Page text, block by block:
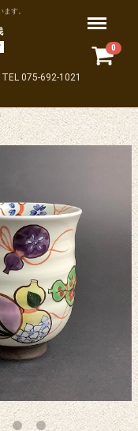
す。
075-692-1021
0
Menu